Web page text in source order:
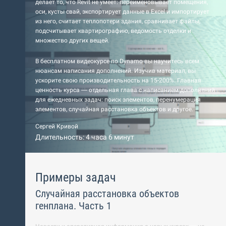
делает то, что Revit не умеет: переименовывает помещения,
оси, кусты свай, экспортирует данные в Excel и импортирует
из него, считает теплопотери здания, сравнивает файлы,
подсчитывает квартирографию, ведомость отделки и
множество других вещей.
В бесплатном видеокурсе по Dynamo вы научитесь всем
нюансам написания дополнений. Изучив материал, вы
ускорите свою производительность на 15-200%. Главная
ценность курса — отдельная глава с написанием дополнений
для ежедневных задач: поиск элементов, перенумерация
элементов, случайная расстановка объектов и другое.
Сергей Кривой
Длительность: 4 часа 6 минут
Примеры задач
Случайная расстановка объектов
генплана. Часть 1